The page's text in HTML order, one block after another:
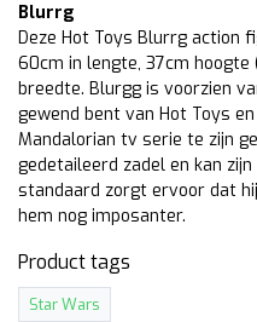
Blurrg
Deze Hot Toys Blurrg action
60cm in lengte, 37cm
breedte. Blurgg is voorzien
gewend bent van Hot Toys
Mandalorian tv serie te zijn
gedetaileerd zadel en kan
standaard zorgt ervoor dat
hem nog imposanter.
Product tags
Star Wars